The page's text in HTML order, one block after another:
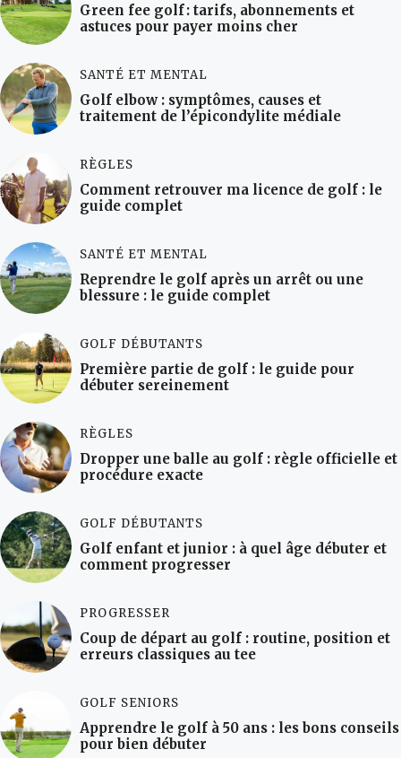
Green fee golf : tarifs, abonnements et
astuces pour payer moins cher
SANTÉ ET MENTAL
Golf elbow : symptômes, causes et
traitement de l’épicondylite médiale
RÈGLES
Comment retrouver ma licence de golf : le
guide complet
SANTÉ ET MENTAL
Reprendre le golf après un arrêt ou une
blessure : le guide complet
GOLF DÉBUTANTS
Première partie de golf : le guide pour
débuter sereinement
RÈGLES
Dropper une balle au golf : règle officielle et
procédure exacte
GOLF DÉBUTANTS
Golf enfant et junior : à quel âge débuter et
comment progresser
PROGRESSER
Coup de départ au golf : routine, position et
erreurs classiques au tee
GOLF SENIORS
Apprendre le golf à 50 ans : les bons conseils
pour bien débuter